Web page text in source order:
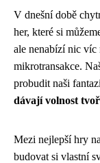
V dnešní době
her, které si
ale nenabízí nic víc
mikrotransakce.
probudit naši
dávají volnost
Mezi nejlepší hry
budovat si vlastní